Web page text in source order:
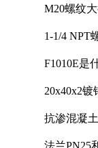
M20螺纹
1-1/4 NPT
F1010E是
20x40x2
抗渗混凝
法兰PN25